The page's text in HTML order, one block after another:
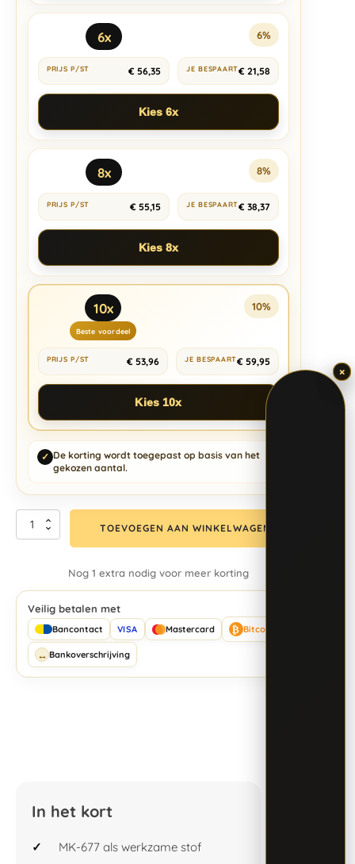
6x 6%
€ 56,35 € 21,58
Kies 6x
8x 8%
€ 55,15 € 38,37
Kies 8x
10x
Beste voordeel
10%
€ 53,96 € 59,95
Kies 10x
✓ De korting wordt toegepast op basis van het
gekozen aantal.
TOEVOEGEN AAN WINKELWAGEN
Nog 1 extra nodig voor meer korting
Veilig betalen met
Bancontact VISA Mastercard ₿ Bitcoin
↔Bankoverschrijving
In het kort
MK-677 als werkzame stof
×
×